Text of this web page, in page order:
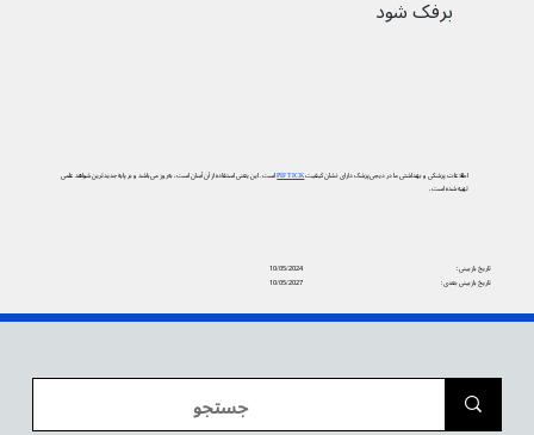
برفک شود
اطلاعات پزشکی و بهداشتی ما در دیجی‌پزشک دارای نشان کیفیتPIF TICKاست. این یعنی استفاده از آن آسان است، به‌روز می‌باشد و بر پایه جدیدترین شواهد علمی
تهیه شده است.
10/05/2024
تاریخ بازبینی:
10/05/2027
تاریخ بازبینی بعدی: